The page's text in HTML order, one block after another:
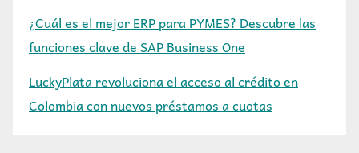
¿Cuál es el mejor ERP para PYMES? Descubre las
funciones clave de SAP Business One
LuckyPlata revoluciona el acceso al crédito en
Colombia con nuevos préstamos a cuotas